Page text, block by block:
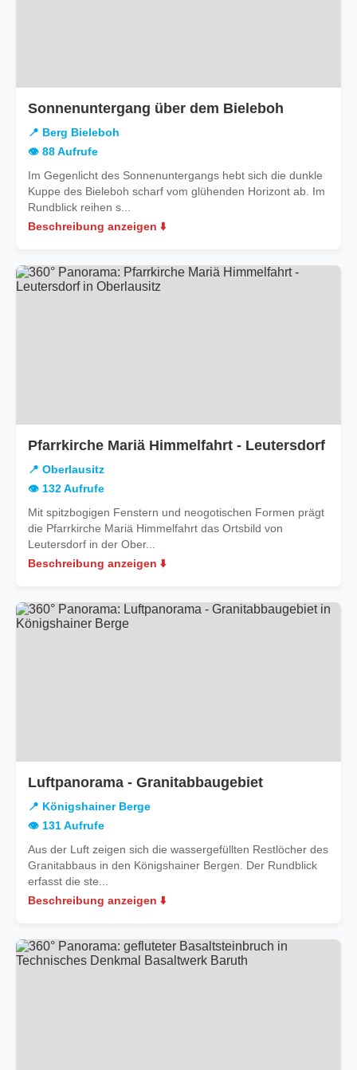
Sonnenuntergang über dem Bieleboh
📍 Berg Bieleboh
👁️ 88 Aufrufe
Im Gegenlicht des Sonnenuntergangs hebt sich die dunkle
Kuppe des Bieleboh scharf vom glühenden Horizont ab. Im
Rundblick reihen s...
Beschreibung anzeigen ⬇️
Pfarrkirche Mariä Himmelfahrt - Leutersdorfin
📍 Oberlausitz
👁️ 132 Aufrufe
Mit spitzbogigen Fenstern und neogotischen Formen prägt
die Pfarrkirche Mariä Himmelfahrt das Ortsbild von
Leutersdorf in der Ober...
Beschreibung anzeigen ⬇️
Luftpanorama - Granitabbaugebietin
📍 Königshainer Berge
👁️ 131 Aufrufe
Aus der Luft zeigen sich die wassergefüllten Restlöcher des
Granitabbaus in den Königshainer Bergen. Der Rundblick
erfasst die ste...
Beschreibung anzeigen ⬇️